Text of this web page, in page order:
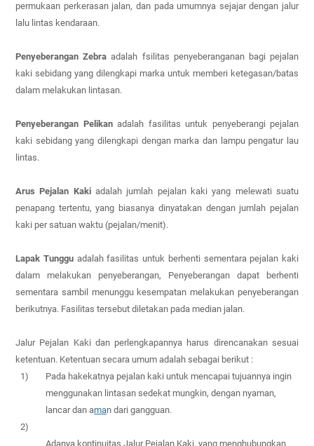
permukaan perkerasan jalan, dan pada umumnya sejajar dengan jalur
lalu lintas kendaraan.
Penyeberangan Zebra adalah fsilitas penyeberanganan bagi pejalan
kaki sebidang yang dilengkapi marka untuk memberi ketegasan/batas
dalam melakukan lintasan.
Penyeberangan Pelikanadalah fasilitas untuk penyeberangi pejalan
kaki sebidang yang dilengkapi dengan marka dan lampu pengatur lau
lintas.
Arus Pejalan Kakiadalah jumlah pejalan kaki yang melewati suatu
penapang tertentu, yang biasanya dinyatakan dengan jumlah pejalan
kaki per satuan waktu (pejalan/menit).
Lapak Tungguadalah fasilitas untuk berhenti sementara pejalan kaki
dalam melakukan penyeberangan, Penyeberangan dapat berhenti
sementara sambil menunggu kesempatan melakukan penyeberangan
berikutnya. Fasilitas tersebut diletakan pada median jalan.
Jalur Pejalan Kaki dan perlengkapannya harus direncanakan sesuai
ketentuan. Ketentuan secara umum adalah sebagai berikut :
1)
2)
Pada hakekatnya pejalan kaki untuk mencapai tujuannya ingin
menggunakan lintasan sedekat mungkin, dengan nyaman,
lancar dan aman dari gangguan.
Adanya kontinuitas Jalur Pejalan Kaki, yang menghubungkan